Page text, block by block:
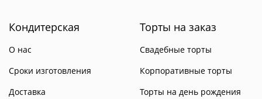
Кондитерская
О нас
Сроки изготовления
Доставка
Торты на заказ
Свадебные торты
Корпоративные торты
Торты на день рождения